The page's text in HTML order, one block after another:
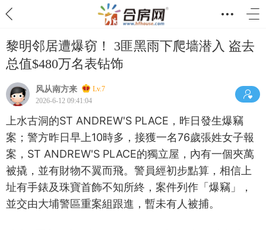
黎明邻居遭爆窃！ 3匪黑雨下爬墙潜入 盗去
总值$480万名表钻饰
风从南方来
Lv.7
2026-6-12 09:41:04
上水古洞的ST ANDREW'S PLACE，昨日發生爆竊
案；警方昨日早上10時多，接獲一名76歲張姓女子報
案，ST ANDREW'S PLACE的獨立屋，內有一個夾萬
被撬，並有財物不翼而飛。警員經初步點算，相信上
址有手錶及珠寶首飾不知所終，案件列作「爆竊」，
並交由大埔警區重案組跟進，暫未有人被捕。